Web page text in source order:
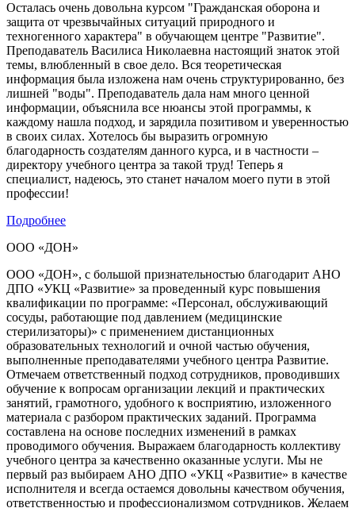
Осталась очень довольна курсом "Гражданская оборона и
защита от чрезвычайных ситуаций природного и
техногенного характера" в обучающем центре "Развитие".
Преподаватель Василиса Николаевна настоящий знаток этой
темы, влюбленный в свое дело. Вся теоретическая
информация была изложена нам очень структурированно, без
лишней "воды". Преподаватель дала нам много ценной
информации, объяснила все нюансы этой программы, к
каждому нашла подход, и зарядила позитивом и уверенностью
в своих силах. Хотелось бы выразить огромную
благодарность создателям данного курса, и в частности –
директору учебного центра за такой труд! Теперь я
специалист, надеюсь, это станет началом моего пути в этой
профессии!
Подробнее
ООО «ДОН»
ООО «ДОН», с большой признательностью благодарит АНО
ДПО «УКЦ «Развитие» за проведенный курс повышения
квалификации по программе: «Персонал, обслуживающий
сосуды, работающие под давлением (медицинские
стерилизаторы)» с применением дистанционных
образовательных технологий и очной частью обучения,
выполненные преподавателями учебного центра Развитие.
Отмечаем ответственный подход сотрудников, проводивших
обучение к вопросам организации лекций и практических
занятий, грамотного, удобного к восприятию, изложенного
материала с разбором практических заданий. Программа
составлена на основе последних изменений в рамках
проводимого обучения. Выражаем благодарность коллективу
учебного центра за качественно оказанные услуги. Мы не
первый раз выбираем АНО ДПО «УКЦ «Развитие» в качестве
исполнителя и всегда остаемся довольны качеством обучения,
ответственностью и профессионализмом сотрудников. Желаем